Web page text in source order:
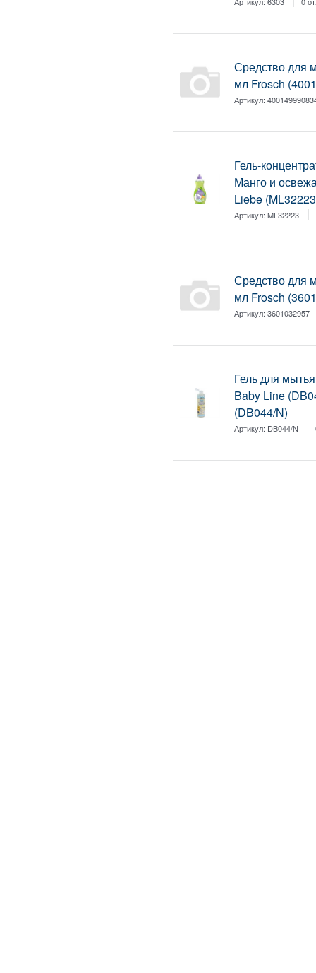
Средство для
мл Frosch
Артикул:
Гель-
Манго и
Liebe
Артикул:ML32223
Средство для
мл Frosch
Артикул:3601032957
Гель для
Baby Line
(DB044/N)
Артикул: DB044/N